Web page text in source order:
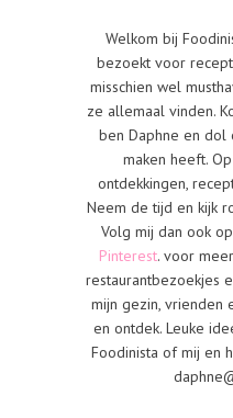
Welkom bij
bezoekt voor
misschien wel
ze allemaal vinden.
ben Daphne en
maken heeft.
ontdekkingen,
Neem de tijd en kijk
Volg mij dan ook op
Pinterest. voor
restaurantbezoekjes
mijn gezin, vrienden
en ontdek. Leuke
Foodinista of mij en